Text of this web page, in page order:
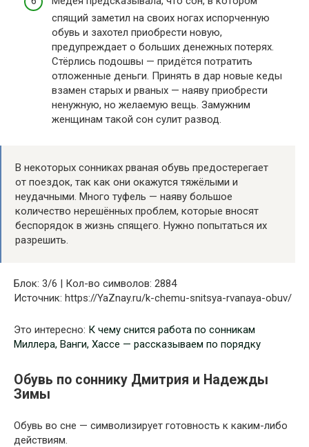
спящий заметил на своих ногах испорченную
обувь и захотел приобрести новую,
предупреждает о больших денежных потерях.
Стёрлись подошвы — придётся потратить
отложенные деньги. Принять в дар новые кеды
взамен старых и рваных — наяву приобрести
ненужную, но желаемую вещь. Замужним
женщинам такой сон сулит развод.
В некоторых сонниках рваная обувь предостерегает
от поездок, так как они окажутся тяжёлыми и
неудачными. Много туфель — наяву большое
количество нерешённых проблем, которые вносят
беспорядок в жизнь спящего. Нужно попытаться их
разрешить.
Блок: 3/6 | Кол-во символов: 2884
Источник: https://YaZnay.ru/k-chemu-snitsya-rvanaya-obuv/
Это интересно: К чему снится работа по сонникам
Миллера, Ванги, Хассе — рассказываем по порядку
Обувь по соннику Дмитрия и Надежды
Зимы
Обувь во сне — символизирует готовность к каким-либо
действиям.